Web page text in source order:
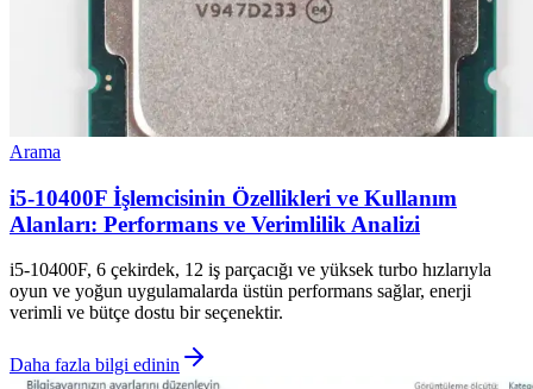
Arama
i5-10400F İşlemcisinin Özellikleri ve Kullanım
Alanları: Performans ve Verimlilik Analizi
i5-10400F, 6 çekirdek, 12 iş parçacığı ve yüksek turbo hızlarıyla
oyun ve yoğun uygulamalarda üstün performans sağlar, enerji
verimli ve bütçe dostu bir seçenektir.
Daha fazla bilgi edinin